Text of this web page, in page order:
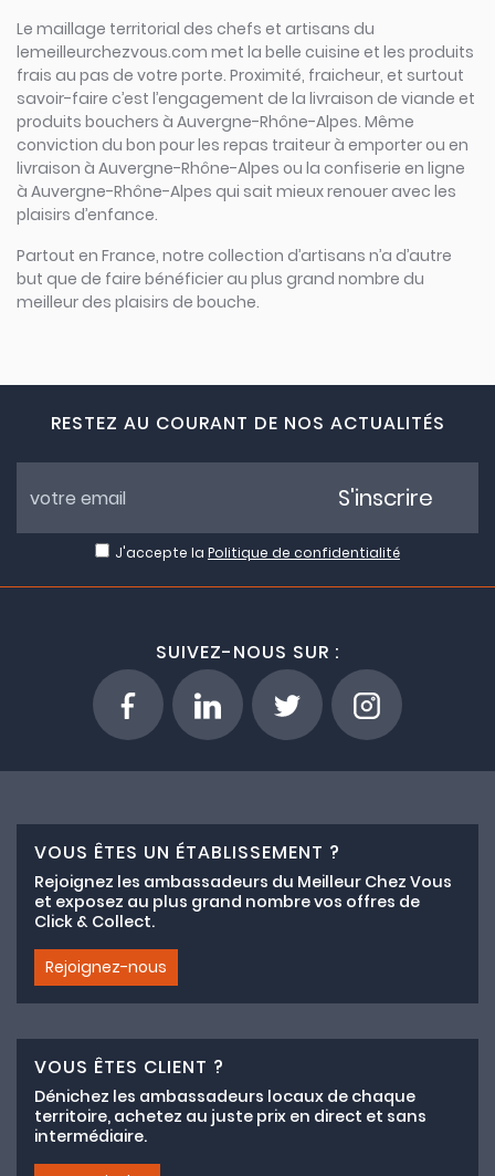
Le maillage territorial des chefs et artisans du
lemeilleurchezvous.com met la belle cuisine et les produits
frais au pas de votre porte. Proximité, fraicheur, et surtout
savoir-faire c’est l’engagement de la livraison de viande et
produits bouchers à Auvergne-Rhône-Alpes. Même
conviction du bon pour les repas traiteur à emporter ou en
livraison à Auvergne-Rhône-Alpes ou la confiserie en ligne
à Auvergne-Rhône-Alpes qui sait mieux renouer avec les
plaisirs d’enfance.
Partout en France, notre collection d’artisans n’a d’autre
but que de faire bénéficier au plus grand nombre du
meilleur des plaisirs de bouche.
RESTEZ AU COURANT DE NOS ACTUALITÉS
J'accepte la Politique de confidentialité
S'inscrire
SUIVEZ-NOUS SUR :
VOUS ÊTES UN ÉTABLISSEMENT ?
Rejoignez les ambassadeurs du Meilleur Chez Vous
et exposez au plus grand nombre vos offres de
Click & Collect.
Rejoignez-nous
VOUS ÊTES CLIENT ?
Dénichez les ambassadeurs locaux de chaque
territoire, achetez au juste prix en direct et sans
intermédiaire.